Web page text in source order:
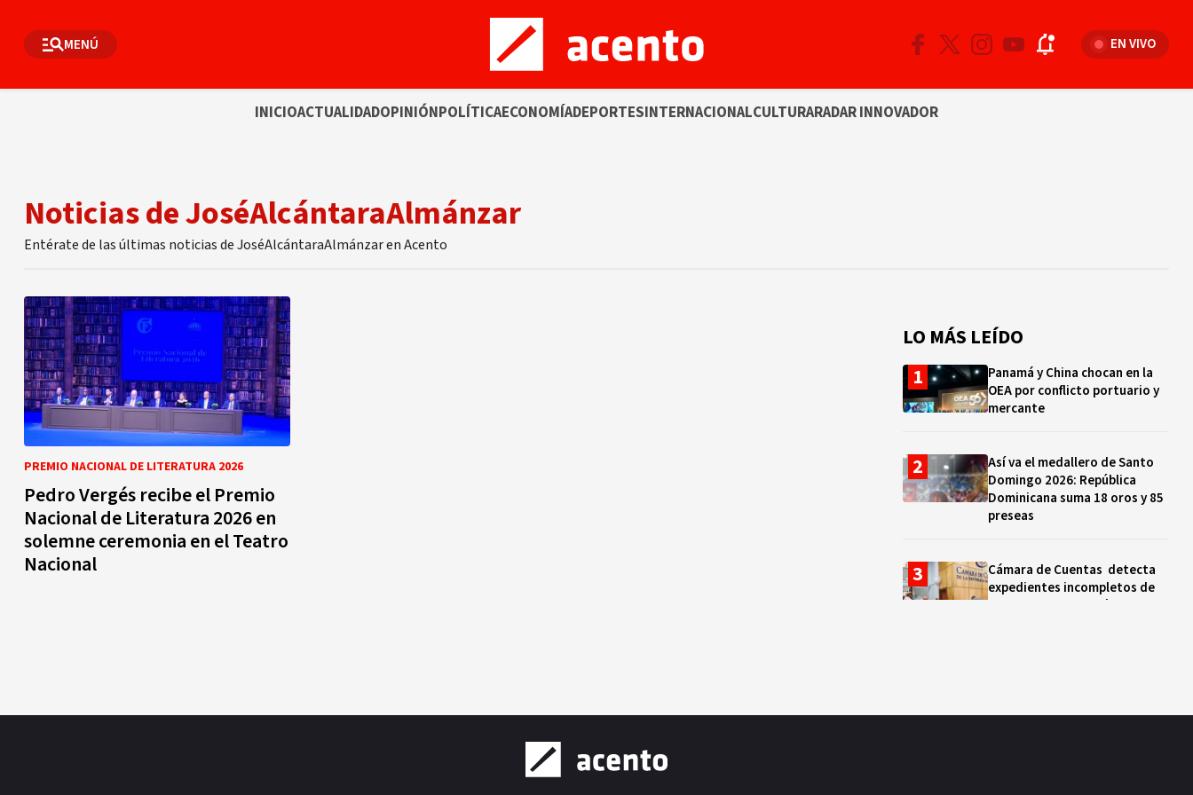
MENÚ EN VIVO
INICIOACTUALIDADOPINIÓNPOLÍTICAECONOMÍADEPORTESINTERNACIONALCULTURARADAR INNOVADOR
Noticias de JoséAlcántaraAlmánzar
Entérate de las últimas noticias de JoséAlcántaraAlmánzar en Acento
PREMIO NACIONAL DE LITERATURA 2026
Pedro Vergés recibe el Premio
Nacional de Literatura 2026 en
solemne ceremonia en el Teatro
Nacional
LO MÁS LEÍDO
Panamá y China chocan en la
OEA por conflicto portuario y
mercante
Así va el medallero de Santo
Domingo 2026: República
Dominicana suma 18 oros y 85
preseas
Cámara de Cuentas detecta
expedientes incompletos de
operaciones por RD$16,600
dominicana que rompió un